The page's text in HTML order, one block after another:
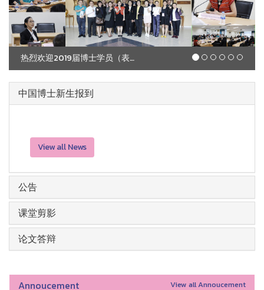
热烈欢迎2019届博士学员（表演艺术专业），艺术学院院长为同学们介绍授课老师和课程详情内容。
中国博士新生报到
View all News
公告
课堂剪影
论文答辩
Annoucement View all Annoucement